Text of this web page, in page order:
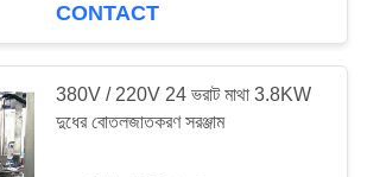
CONTACT
380V / 220V 24 ভরাট মাথা 3.8KW
দুধের বোতলজাতকরণ সরঞ্জাম